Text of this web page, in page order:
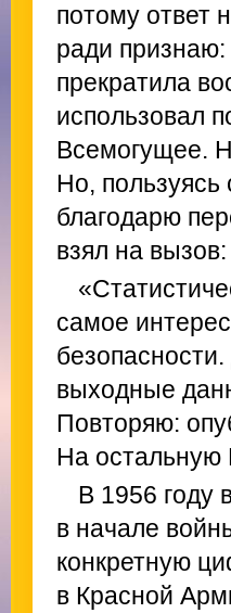
потому ответ
ради признаю:
прекратила
использовал
Всемогущее.
Но,
благодарю
взял на
самое
выходные
Повторяю:
На остальную
В 1956 году
в начале
конкретную
в Красной